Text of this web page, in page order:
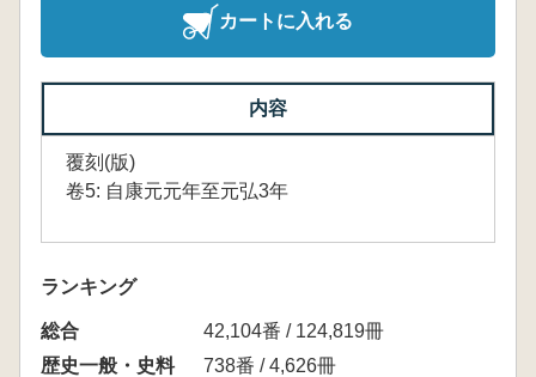
カートに入れる
内容
覆刻(版)
卷5: 自康元元年至元弘3年
ランキング
総合
42,104番 / 124,819冊
歴史一般・史料
738番 / 4,626冊